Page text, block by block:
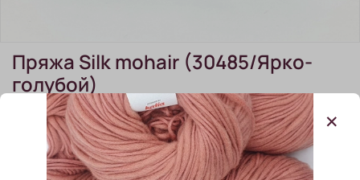
(0)
В наличии: 9 шт
Пряжа Silk mohair (30485/Ярко-
голубой)
Пряжа Silk mohair (30485/Ярко-голубой)